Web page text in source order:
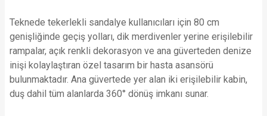
Teknede tekerlekli sandalye kullanıcıları için 80 cm
genişliğinde geçiş yolları, dik merdivenler yerine erişilebilir
rampalar, açık renkli dekorasyon ve ana güverteden denize
inişi kolaylaştıran özel tasarım bir hasta asansörü
bulunmaktadır. Ana güvertede yer alan iki erişilebilir kabin,
duş dahil tüm alanlarda 360° dönüş imkanı sunar.